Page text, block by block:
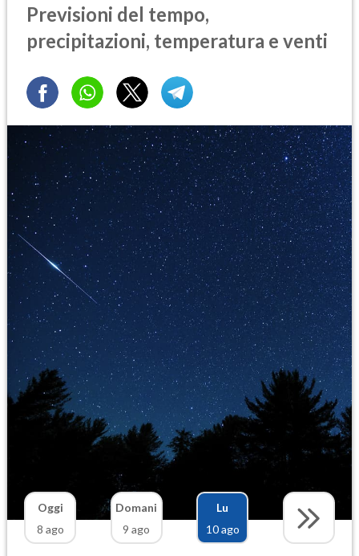
Previsioni del tempo,
precipitazioni, temperatura e venti
Oggi
8 ago
Domani
9 ago
Lu
10 ago